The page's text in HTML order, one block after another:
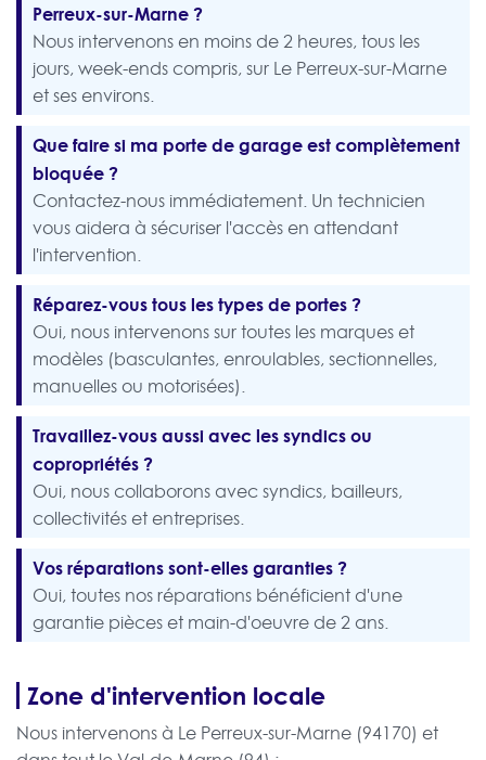
Perreux-sur-Marne ?
Nous intervenons en moins de 2 heures, tous les
jours, week-ends compris, sur Le Perreux-sur-Marne
et ses environs.
Que faire si ma porte de garage est complètement
bloquée ?
Contactez-nous immédiatement. Un technicien
vous aidera à sécuriser l'accès en attendant
l'intervention.
Réparez-vous tous les types de portes ?
Oui, nous intervenons sur toutes les marques et
modèles (basculantes, enroulables, sectionnelles,
manuelles ou motorisées).
Travaillez-vous aussi avec les syndics ou
copropriétés ?
Oui, nous collaborons avec syndics, bailleurs,
collectivités et entreprises.
Vos réparations sont-elles garanties ?
Oui, toutes nos réparations bénéficient d'une
garantie pièces et main-d'oeuvre de 2 ans.
Zone d'intervention locale
Nous intervenons à Le Perreux-sur-Marne (94170) et